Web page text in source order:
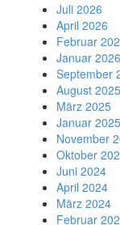
Juli 2026
April 2026
Februar
Januar 2026
September
August 2025
März 2025
Januar 2025
November
Oktober
Juni 2024
April 2024
März 2024
Februar